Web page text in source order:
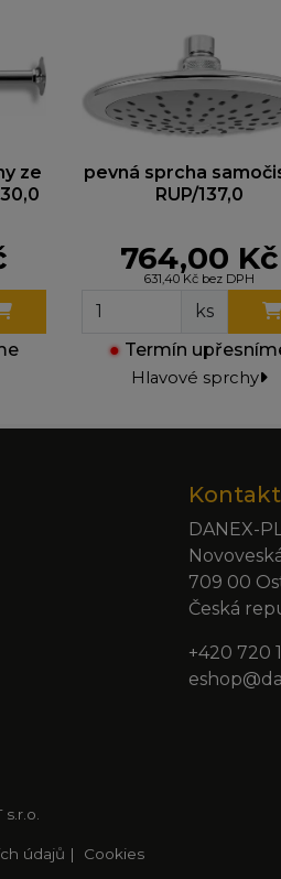
ze
pevná sprcha
RUP/137,0
764,00 Kč
631,40 Kč bez DPH
ks
● Termín
Hlavové sprchy
DANEX-
709 00
Česká
+420 720
údajů | Cookies
cílená reklama.